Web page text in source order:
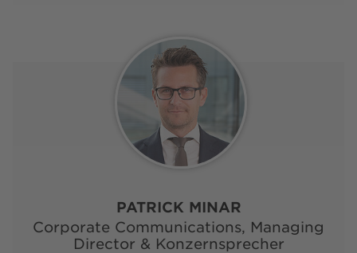
PATRICK MINAR
Corporate Communications, Managing
Director & Konzernsprecher